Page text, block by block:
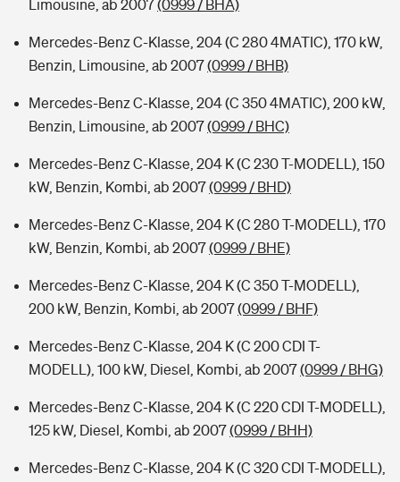
Limousine, ab 2007 (0999 / BHA)
Mercedes-Benz C-Klasse, 204 (C 280 4MATIC), 170 kW,
Benzin, Limousine, ab 2007(0999 / BHB)
Mercedes-Benz C-Klasse, 204 (C 350 4MATIC), 200 kW,
Benzin, Limousine, ab 2007(0999 / BHC)
Mercedes-Benz C-Klasse, 204 K (C 230 T-MODELL), 150
kW, Benzin, Kombi, ab 2007(0999 / BHD)
Mercedes-Benz C-Klasse, 204 K (C 280 T-MODELL), 170
kW, Benzin, Kombi, ab 2007(0999 / BHE)
Mercedes-Benz C-Klasse, 204 K (C 350 T-MODELL),
200 kW, Benzin, Kombi, ab 2007(0999 / BHF)
Mercedes-Benz C-Klasse, 204 K (C 200 CDI T-
MODELL), 100 kW, Diesel, Kombi, ab 2007(0999 / BHG)
Mercedes-Benz C-Klasse, 204 K (C 220 CDI T-MODELL),
125 kW, Diesel, Kombi, ab 2007(0999 / BHH)
Mercedes-Benz C-Klasse, 204 K (C 320 CDI T-MODELL),